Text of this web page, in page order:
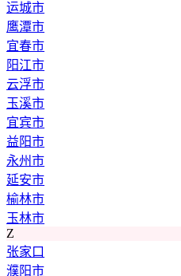
运城市
鹰潭市
宜春市
阳江市
云浮市
玉溪市
宜宾市
益阳市
永州市
延安市
榆林市
玉林市
Z
张家口
濮阳市